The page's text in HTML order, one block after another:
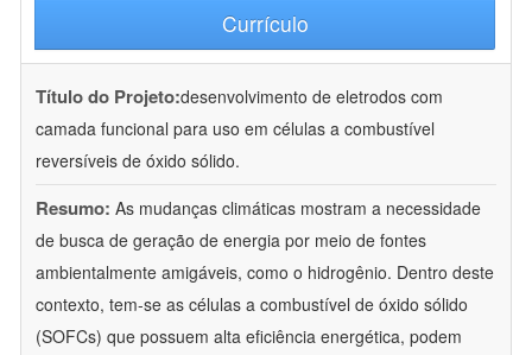
Currículo
Título do Projeto:desenvolvimento de eletrodos com
camada funcional para uso em células a combustível
reversíveis de óxido sólido.
Resumo: As mudanças climáticas mostram a necessidade
de busca de geração de energia por meio de fontes
ambientalmente amigáveis, como o hidrogênio. Dentro deste
contexto, tem-se as células a combustível de óxido sólido
(SOFCs) que possuem alta eficiência energética, podem